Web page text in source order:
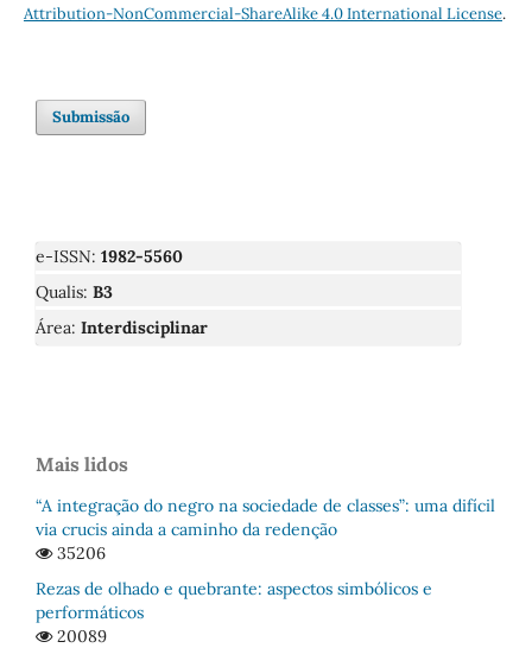
Attribution-NonCommercial-ShareAlike 4.0 International License.
Submissão
e-ISSN: 1982-5560
Qualis: B3
Área: Interdisciplinar
Mais lidos
“A integração do negro na sociedade de classes”: uma difícil
via crucis ainda a caminho da redenção
35206
Rezas de olhado e quebrante: aspectos simbólicos e
performáticos
20089